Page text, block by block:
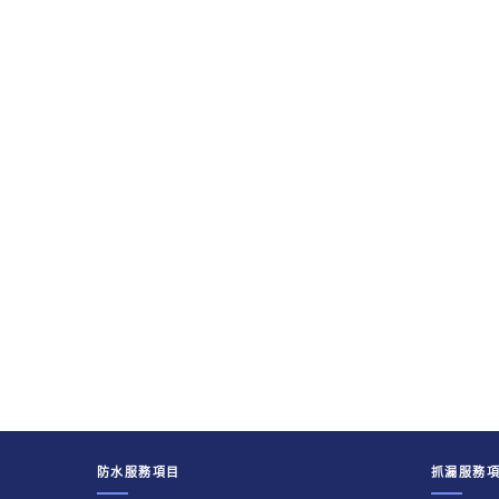
防水服務項目 抓漏服務項